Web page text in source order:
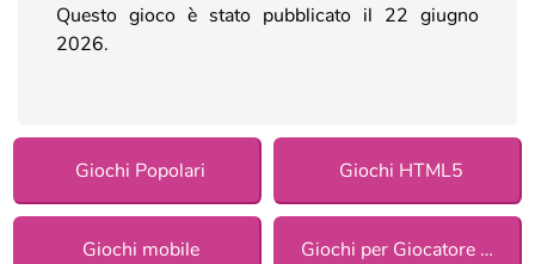
Questo gioco è stato pubblicato il 22 giugno
2026.
Giochi Popolari Giochi HTML5
Giochi mobile Giochi per Giocatore Singolo